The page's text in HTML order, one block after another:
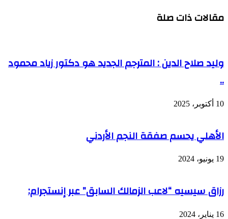
مقالات ذات صلة
وليد صلاح الدين : المترجم الجديد هو دكتور زياد محمود
..
10 أكتوبر، 2025
الأهلي يحسم صفقة النجم الأردني
19 يونيو، 2024
رزاق سيسيه “لاعب الزمالك السابق” عبر إنستجرام:
16 يناير، 2024